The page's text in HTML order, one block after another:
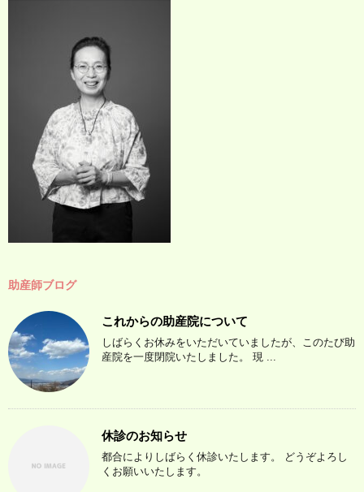
助産師ブログ
これからの助産院について
しばらくお休みをいただいていましたが、このたび助
産院を一度閉院いたしました。 現 ...
休診のお知らせ
都合によりしばらく休診いたします。 どうぞよろし
くお願いいたします。